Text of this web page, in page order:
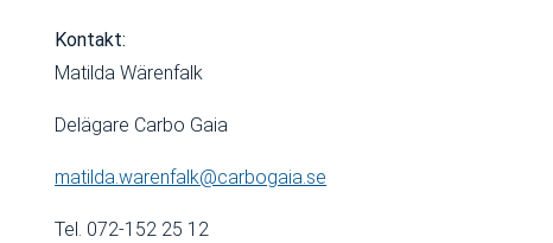
Kontakt:
Matilda Wärenfalk
Delägare Carbo Gaia
matilda.warenfalk@carbogaia.se
Tel. 072-152 25 12